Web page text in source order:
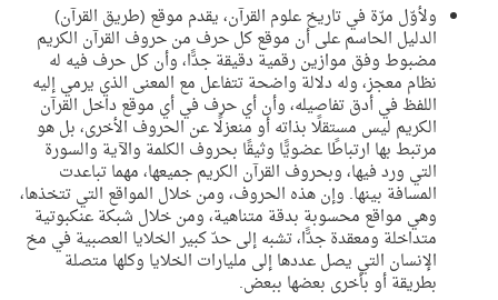
ولأوّل مرّة في تاريخ علوم القرآن، يقدم موقع (طريق القرآن)
الدليل الحاسم على أن موقع كل حرف من حروف القرآن الكريم
مضبوط وفق موازين رقمية دقيقة جدًّا، وأن كل حرف فيه له
نظام معجز، وله دلالة واضحة تتفاعل مع المعنى الذي يرمي إليه
اللفظ في أدق تفاصيله، وأن أي حرف في أي موقع داخل القرآن
الكريم ليس مستقلًا بذاته أو منعزلًا عن الحروف الأخرى، بل هو
مرتبط بها ارتباطًا عضويًّا وثيقًا بحروف الكلمة والآية والسورة
التي ورد فيها، وبحروف القرآن الكريم جميعها، مهما تباعدت
المسافة بينها. وإن هذه الحروف، ومن خلال المواقع التي تتخذها،
وهي مواقع محسوبة بدقة متناهية، ومن خلال شبكة عنكبوتية
متداخلة ومعقدة جدًّا، تشبه إلى حدّ كبير الخلايا العصبية في مخ
الإنسان التي يصل عددها إلى مليارات الخلايا وكلها متصلة
بطريقة أو بأخرى بعضها ببعض.